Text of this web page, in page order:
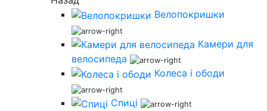
Велопокришки
Камери для
велосипеда
Колеса і ободи
Спиці